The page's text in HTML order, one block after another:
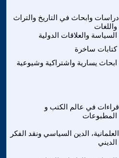
دراسات وابحاث في التاريخ والتراث
واللغات
السياسة والعلاقات الدولية
كتابات ساخرة
ابحاث يسارية واشتراكية وشيوعية
قراءات في عالم الكتب و
المطبوعات
العلمانية، الدين السياسي ونقد الفكر
الديني